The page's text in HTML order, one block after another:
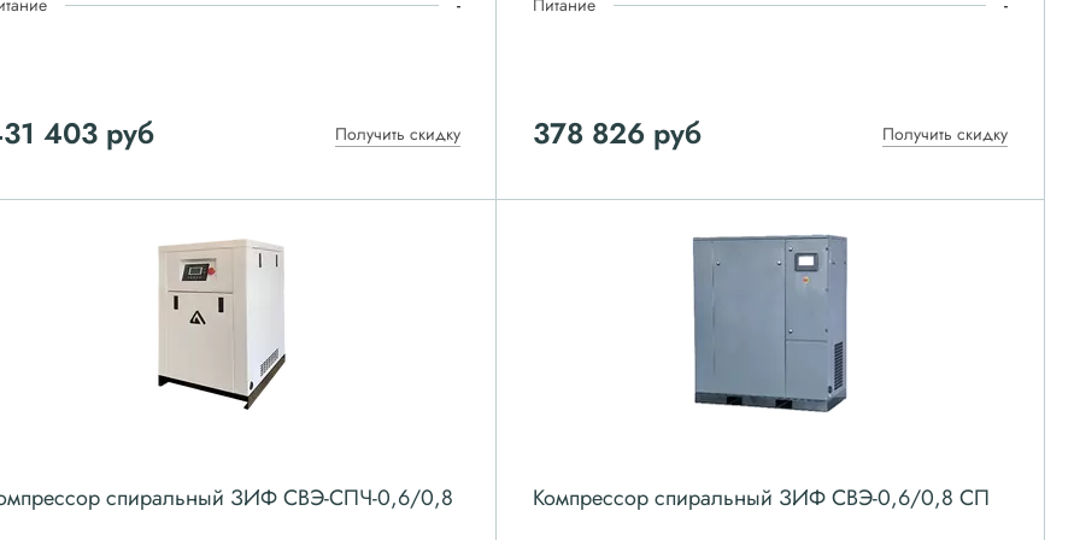
-
403 руб Получить скидку
Питание -
378 826руб Получить скидку
спиральный ЗИФ СВЭ-СПЧ-0,6/0,8 Компрессор спиральный ЗИФ СВЭ-0,6/0,8 СП